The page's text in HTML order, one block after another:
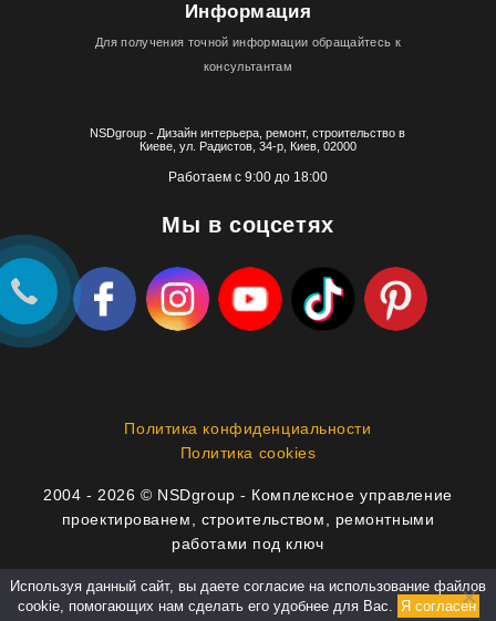
NSDgroup - Дизайн интерьера, ремонт, строительство в
Киеве, ул. Радистов, 34-р, Киев, 02000
Работаем с 9:00 до 18:00
Мы в соцсетях
Информация
Для получения точной информации обращайтесь к
консультантам
Политика конфиденциальности
Политика cookies
2004 - 2026 © NSDgroup - Комплексное управление
проектированем, строительством, ремонтными
работами под ключ
info@nsdgroup.com.ua
Используя данный сайт, вы даете согласие на использование файлов
cookie, помогающих нам сделать его удобнее для Вас. Я согласен